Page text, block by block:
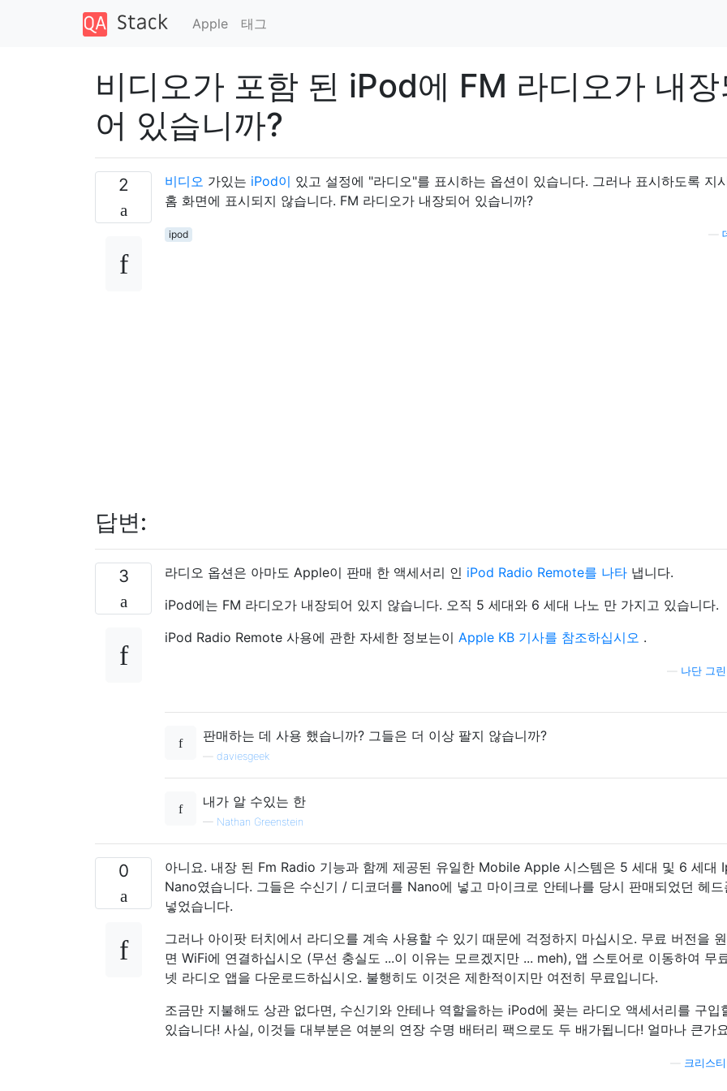
Apple 태그
비디오가 포함 된 iPod에 FM 라디오가 내장
어 있습니까?
2 비디오 가있는 iPod이 있고 설정에 "라디오"를 표시하는 옵션이 있습니다. 그러나 표시하도록 지
홈 화면에 표시되지 않습니다. FM 라디오가 내장되어 있습니까?
ipod
답변:
3 라디오 옵션은 아마도 Apple이 판매 한 액세서리 인 iPod Radio Remote를 나타 냅니다.
iPod에는 FM 라디오가 내장되어 있지 않습니다. 오직 5 세대와 6 세대 나노 만 가지고 있습니다.
iPod Radio Remote 사용에 관한 자세한 정보는이 Apple KB 기사를 참조하십시오 .
나단 그
판매하는 데 사용 했습니까? 그들은 더 이상 팔지 않습니까?
daviesgeek
내가 알 수있는 한
— Nathan Greenstein
0
아니요. 내장 된 Fm Radio 기능과 함께 제공된 유일한 Mobile Apple 시스템은 5 세대 및 6 세대
Nano였습니다. 그들은 수신기 / 디코더를 Nano에 넣고 마이크로 안테나를 당시 판매되었던 헤드
넣었습니다.
그러나 아이팟 터치에서 라디오를 계속 사용할 수 있기 때문에 걱정하지 마십시오. 무료 버전을
면 WiFi에 연결하십시오 (무선 충실도 ...이 이유는 모르겠지만 ... meh), 앱 스토어로 이동하여 무
넷 라디오 앱을 다운로드하십시오. 불행히도 이것은 제한적이지만 여전히 무료입니다.
조금만 지불해도 상관 없다면, 수신기와 안테나 역할을하는 iPod에 꽂는 라디오 액세서리를 구입
있습니다! 사실, 이것들 대부분은 여분의 연장 수명 배터리 팩으로도 두 배가됩니다! 얼마나 큰가
크리스